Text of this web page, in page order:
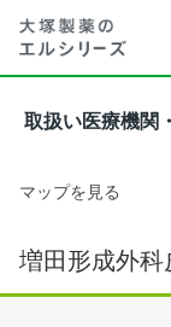
取扱い医療機関
マップを見る
増田形成外